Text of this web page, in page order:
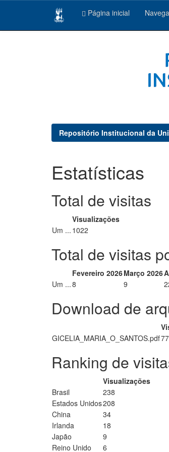
Página inicial
Repositório Institucional da
Estatísticas
Total de visitas
Visualizações
Um ... 1022
Total de visitas
Fevereiro 2026Março 2026
Um ...8 9
Download de
GICELIA_MARIA_O_SANTOS.pdf
Ranking de
Visualizações
Brasil
238
Estados Unidos208
China
34
Irlanda
18
Japão
9
Reino Unido
6